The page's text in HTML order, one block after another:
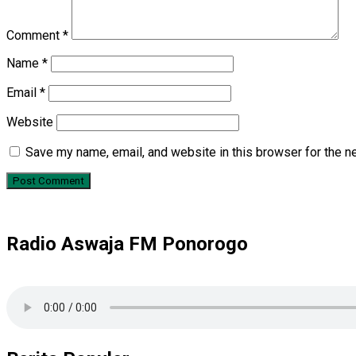
Comment *
Name *
Email *
Website
Save my name, email, and website in this browser for the
Radio Aswaja FM Ponorogo